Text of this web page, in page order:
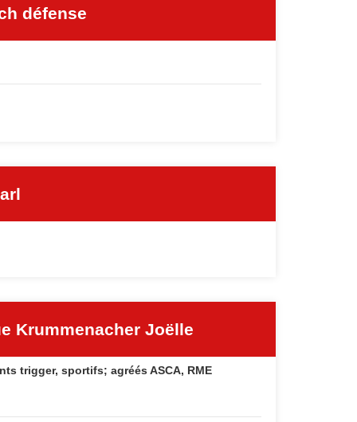
défense
Krummenacher Joëlle
trigger, sportifs; agréés ASCA, RME